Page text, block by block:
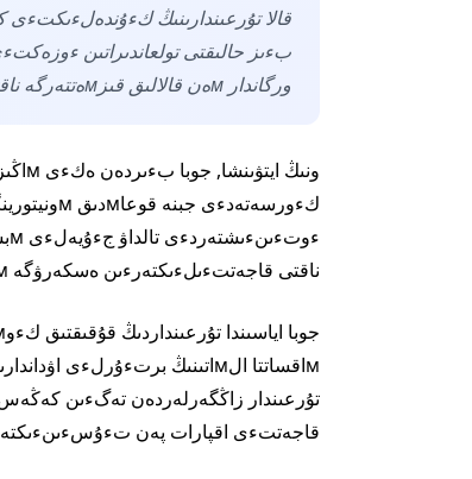
ورگاندار мەن قالالىق قىزмەتتەرگە ناقتى ۇسىنىستار بەرە الاмىز», - دەدءى نۇرعالي ساحوۆ.
ناقتى قاجەتتءىلءىكتەرءىن ەسكەرۋگە мءۇмكءىندءىك بەرەدءى.
قاجەتتءى اقپارات پەن تءۇسءىنءىكتەмە الا الادى.